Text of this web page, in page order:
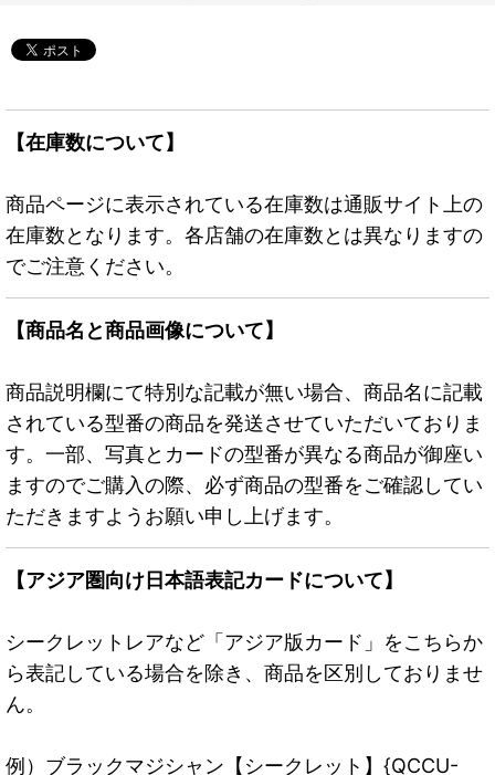
【在庫数について】
商品ページに表示されている在庫数は通販サイト上の
在庫数となります。各店舗の在庫数とは異なりますの
でご注意ください。
【商品名と商品画像について】
商品説明欄にて特別な記載が無い場合、商品名に記載
されている型番の商品を発送させていただいておりま
す。一部、写真とカードの型番が異なる商品が御座い
ますのでご購入の際、必ず商品の型番をご確認してい
ただきますようお願い申し上げます。
【アジア圏向け日本語表記カードについて】
シークレットレアなど「アジア版カード」をこちらか
ら表記している場合を除き、商品を区別しておりませ
ん。
例）ブラックマジシャン【シークレット】{QCCU-